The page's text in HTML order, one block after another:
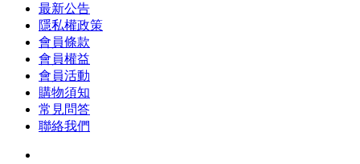
最新公告
隱私權政策
會員條款
會員權益
會員活動
購物須知
常見問答
聯絡我們